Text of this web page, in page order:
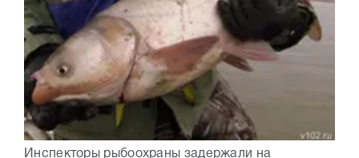
Инспекторы рыбоохраны задержали на